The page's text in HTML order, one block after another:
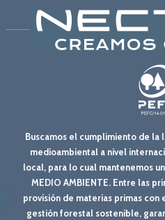
Buscamos el cumplimiento de
medioambiental a nivel
local, para lo cual mantenemos
MEDIO AMBIENTE. Entre las
provisión de materias primas con
gestión forestal sostenible,